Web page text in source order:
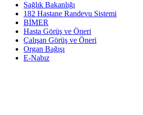
Sağlık Bakanlığı
182 Hastane Randevu Sistemi
BİMER
Hasta Görüş ve Öneri
Çalışan Görüş ve Öneri
Organ Bağışı
E-Nabız